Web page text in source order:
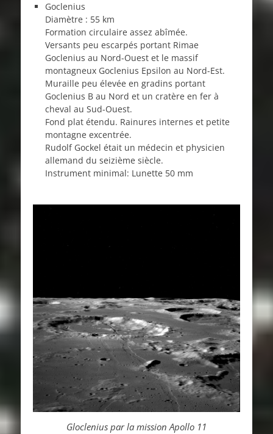
Goclenius
Diamètre : 55 km
Formation circulaire assez abîmée.
Versants peu escarpés portant Rimae
Goclenius au Nord-Ouest et le massif
montagneux Goclenius Epsilon au Nord-Est.
Muraille peu élevée en gradins portant
Goclenius B au Nord et un cratère en fer à
cheval au Sud-Ouest.
Fond plat étendu. Rainures internes et petite
montagne excentrée.
Rudolf Gockel était un médecin et physicien
allemand du seizième siècle.
Instrument minimal: Lunette 50 mm
Gloclenius par la mission Apollo 11